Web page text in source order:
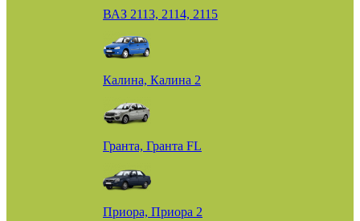
ВАЗ 2113, 2114, 2115
Калина, Калина 2
Гранта, Гранта FL
Приора, Приора 2